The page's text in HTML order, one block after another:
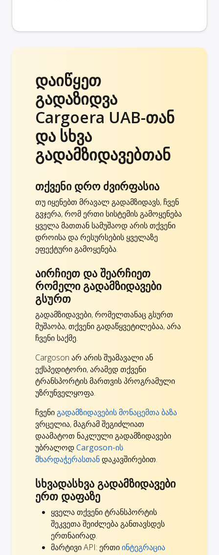
დაიწყეთ
გადაზიდვა
Cargoera UAB-თან
და სხვა
გადამზიდავებთან
თქვენი დრო ძვირფასია
თუ იყენებთ მრავალ გადამზიდავს, ჩვენ
გვჯერა, რომ ერთი სისტემის გამოყენება
ყველა მათთან სამუშაოდ არის თქვენი
დროისა და რესურსების ყველაზე
ეფექტური გამოყენება.
აირჩიეთ და შეარჩიეთ
რომელი გადამზიდავები
გსურთ
გადამზიდავები, რომელთანაც გსურთ
მუშაობა, თქვენი გადაწყვეტილებაა, არა
ჩვენი საქმე.
Cargoson არ არის შუამავალი ან
ექსპედიტორი, არამედ თქვენი
ტრანსპორტის მართვის პროგრამული
უზრუნველყოფა.
ჩვენიგადამზიდავების მონაცემთა ბაზა
ვრცელია, მაგრამ შეგიძლიათ
დაამატოთ ნაკლული გადამზიდავები
უბრალოდCargoson-ის
მხარდაჭერასთანდაკავშირებით.
სხვადასხვა გადამზიდავები
ერთ დაფაზე
ყველა თქვენი ტრანსპორტის
შეკვეთა შეიძლება განთავსდეს
ერთნაირად.
მარტივი API: ერთიინტეგრაცია